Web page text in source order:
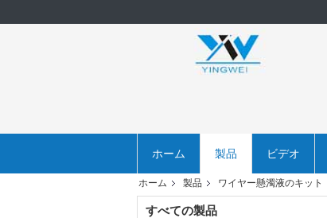
ホーム 製品 ビデオ
ホーム 製品 ワイヤー懸濁液のキット
すべての製品